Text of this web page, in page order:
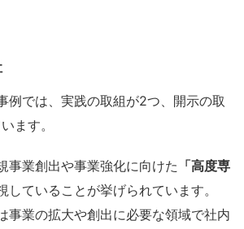
例では、実践の取組が2つ、開示の取
ます。
事業創出や事業強化に向けた 「高度専
していることが挙げられています。
事業の拡大や創出に必要な領域で社内